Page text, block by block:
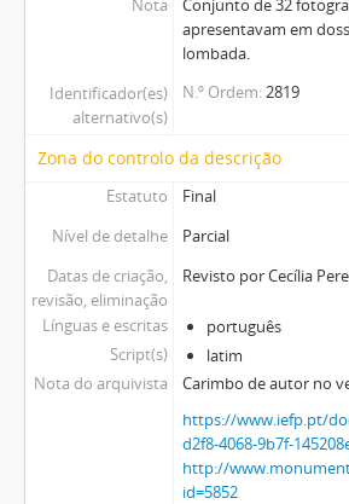
Nota
Conjunto de 32
apresentavam em
lombada.
Identificador(es)
alternativo(s)
N.º Ordem 2819
Zona do controlo da descrição
Estatuto
Final
Nível de detalhe
Parcial
Datas de criação,
revisão, eliminação
Revisto por Cecília
Línguas e escritas
português
Script(s)
latim
Nota do arquivista
Carimbo de autor no
https://www.iefp.pt/
d2f8-4068-9b7f-
http://
id=5852